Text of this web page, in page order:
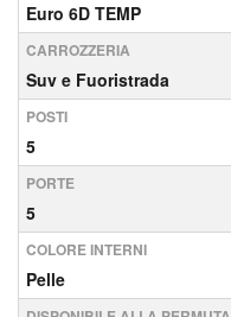
Euro 6D TEMP
CARROZZERIA
Suv e Fuoristrada
POSTI
5
PORTE
5
COLORE INTERNI
Pelle